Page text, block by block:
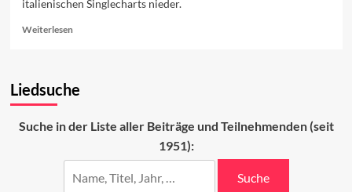
italienischen Singlecharts nieder.
WeiterlesenRead
in
(Woche
Liedsuche
Suche in der Liste aller Beiträge und Teilnehmenden (seit
1951):
Suche